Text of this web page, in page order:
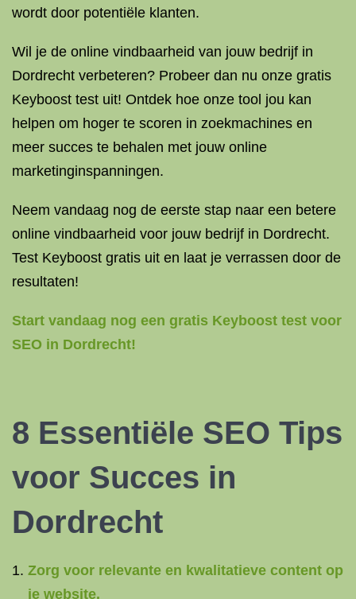
wordt door potentiële klanten.
Wil je de online vindbaarheid van jouw bedrijf in
Dordrecht verbeteren? Probeer dan nu onze gratis
Keyboost test uit! Ontdek hoe onze tool jou kan
helpen om hoger te scoren in zoekmachines en
meer succes te behalen met jouw online
marketinginspanningen.
Neem vandaag nog de eerste stap naar een betere
online vindbaarheid voor jouw bedrijf in Dordrecht.
Test Keyboost gratis uit en laat je verrassen door de
resultaten!
Start vandaag nog een gratis Keyboost test voor
SEO in Dordrecht!
8 Essentiële SEO Tips
voor Succes in
Dordrecht
Zorg voor relevante en kwalitatieve content op
je website.